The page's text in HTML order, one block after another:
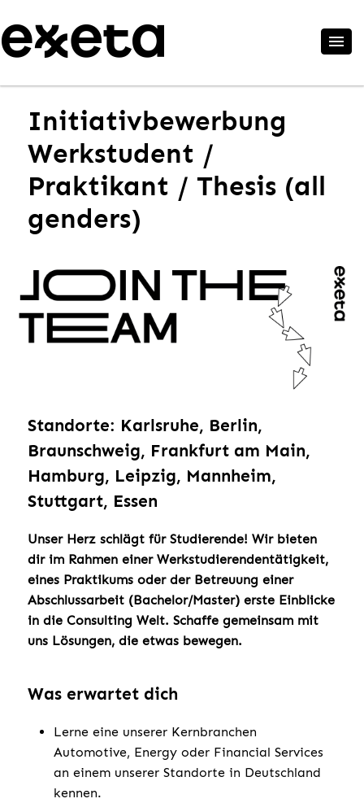
Initiativbewerbung
Werkstudent /
Praktikant / Thesis (all
genders)
Standorte: Karlsruhe, Berlin,
Braunschweig, Frankfurt am Main,
Hamburg, Leipzig, Mannheim,
Stuttgart, Essen
Unser Herz schlägt für Studierende! Wir bieten
dir im Rahmen einer Werkstudierendentätigkeit,
eines Praktikums oder der Betreuung einer
Abschlussarbeit (Bachelor/Master) erste Einblicke
in die Consulting Welt. Schaffe gemeinsam mit
uns Lösungen, die etwas bewegen.
Was erwartet dich
Lerne eine unserer Kernbranchen
Automotive, Energy oder Financial Services
an einem unserer Standorte in Deutschland
kennen.